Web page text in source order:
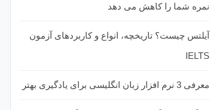
نمره شما را کاهش می دهد
آیلتس چیست؟ تاریخچه، انواع و کاربردهای آزمون
IELTS
معرفی 3 نرم افزار زبان انگلیسی برای یادگیری بهتر